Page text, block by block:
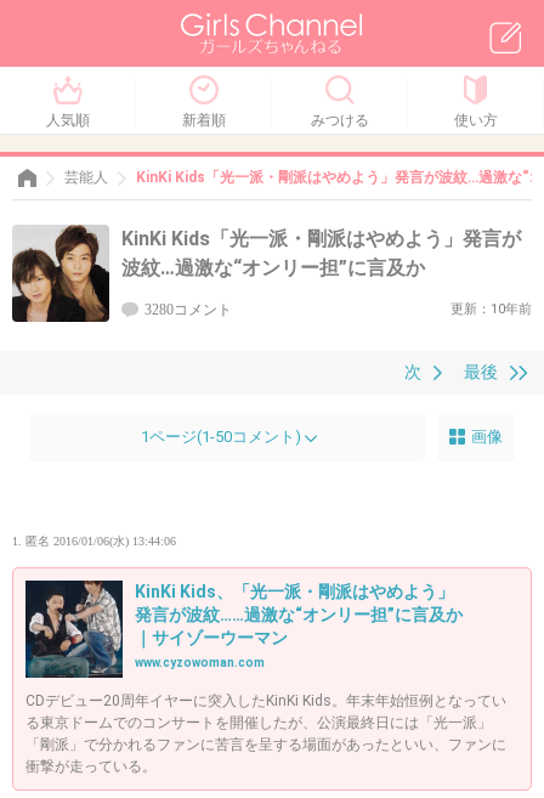
人気順 新着順 みつける 使い方
芸能人 KinKi Kids「光一派・剛派はやめよう」発言が波紋…過激な“
KinKi Kids「光一派・剛派はやめよう」発言が
波紋…過激な“オンリー担”に言及か
3280コメント 更新：10年前
最後
次
1ページ(1-50コメント) 画像
1. 匿名 2016/01/06(水) 13:44:06
KinKi Kids、「光一派・剛派はやめよう」
発言が波紋……過激な“オンリー担”に言及か
｜サイゾーウーマン
www.cyzowoman.com
CDデビュー20周年イヤーに突入したKinKi Kids。年末年始恒例となってい
る東京ドームでのコンサートを開催したが、公演最終日には「光一派」
「剛派」で分かれるファンに苦言を呈する場面があったといい、ファンに
衝撃が走っている。